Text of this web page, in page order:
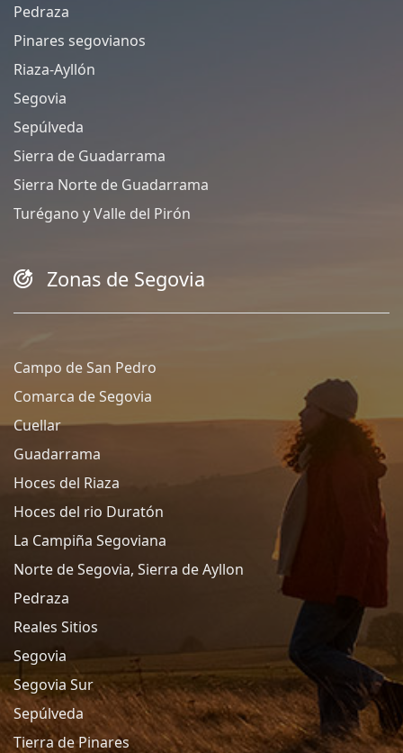
Pedraza
Pinares segovianos
Riaza-Ayllón
Segovia
Sepúlveda
Sierra de Guadarrama
Sierra Norte de Guadarrama
Turégano y Valle del Pirón
Zonas de Segovia
Campo de San Pedro
Comarca de Segovia
Cuellar
Guadarrama
Hoces del Riaza
Hoces del rio Duratón
La Campiña Segoviana
Norte de Segovia, Sierra de Ayllon
Pedraza
Reales Sitios
Segovia
Segovia Sur
Sepúlveda
Tierra de Pinares